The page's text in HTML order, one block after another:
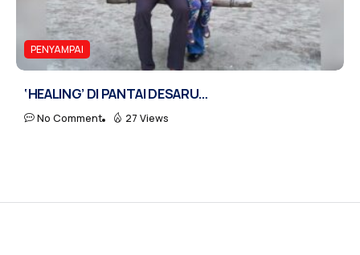
PENYAMPAI
‘HEALING’ DI PANTAI DESARU…
No Comment 27 Views